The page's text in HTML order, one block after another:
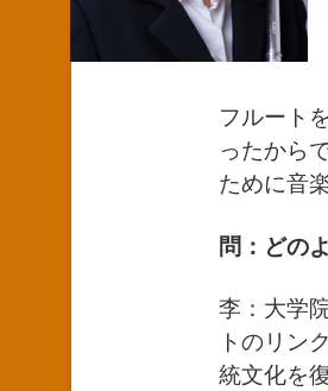
フルート
ったから
ために音
問：どの
李：大学
トのリン
統文化を